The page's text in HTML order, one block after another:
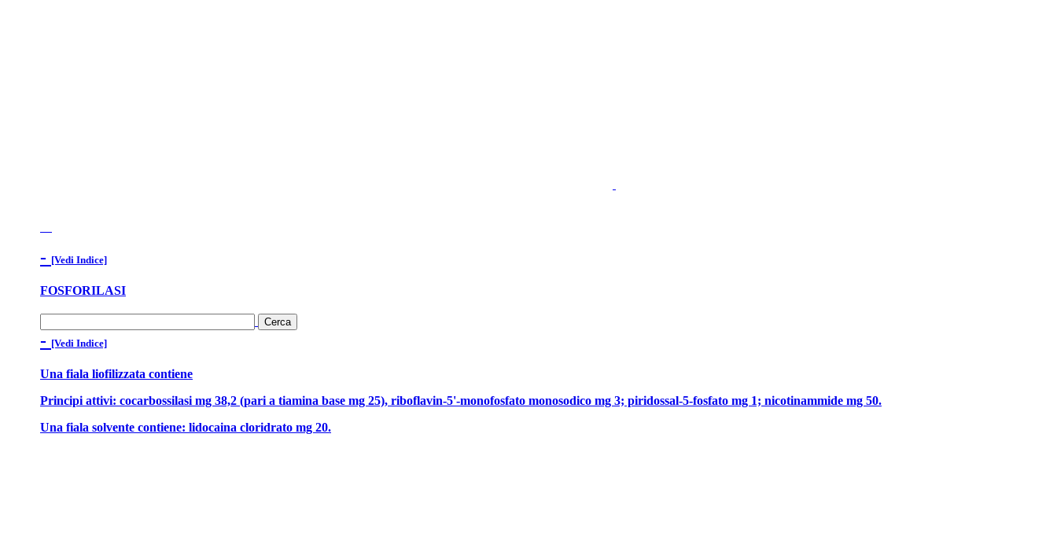
- [Vedi Indice]
FOSFORILASI
- [Vedi Indice]
Una fiala liofilizzata contiene
Principi attivi: cocarbossilasi mg 38,2 (pari a tiamina base mg 25), riboflavin-5'-monofosfato monosodico mg 3; piridossal-5-fosfato mg 1; nicotinammide mg 50.
Una fiala solvente contiene: lidocaina cloridrato mg 20.